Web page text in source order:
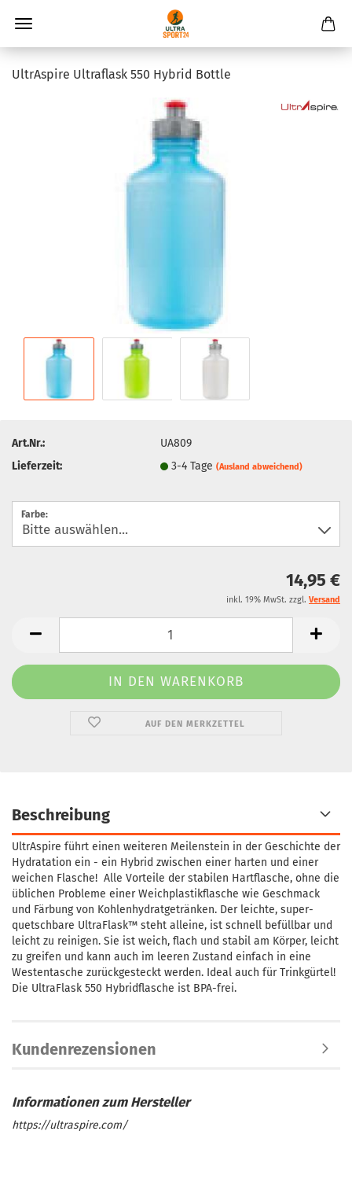
UltrAspire Ultraflask 550 Hybrid Bottle
Art.Nr.:
UA809
Lieferzeit:
3-4 Tage(Ausland abweichend)
Farbe:
14,95 €
inkl. 19% MwSt. zzgl. Versand
AUF DEN MERKZETTEL
Beschreibung
‎UltrAspire führt einen weiteren Meilenstein in der Geschichte der
Hydratation ein - ein Hybrid zwischen einer harten und einer
weichen Flasche! Alle Vorteile der stabilen Hartflasche, ohne die
üblichen Probleme einer Weichplastikflasche wie Geschmack
und Färbung von Kohlenhydratgetränken. Der leichte, super-
quetschbare UltraFlask™ steht alleine, ist schnell befüllbar und
leicht zu reinigen. Sie ist weich, flach und stabil am Körper, leicht
zu greifen und kann auch im leeren Zustand einfach in eine
Westentasche zurückgesteckt werden. Ideal auch für Trinkgürtel!
Die UltraFlask 550 Hybridflasche ist BPA-frei.‎
Kundenrezensionen
https://ultraspire.com/